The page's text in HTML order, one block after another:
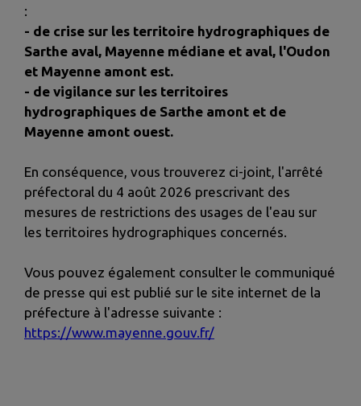
:
- de crise sur les territoire hydrographiques de
Sarthe aval, Mayenne médiane et aval, l'Oudon
et Mayenne amont est.
- de vigilance sur les territoires
hydrographiques de Sarthe amont et de
Mayenne amont ouest.
En conséquence, vous trouverez ci-joint, l'arrêté
préfectoral du 4 août 2026 prescrivant des
mesures de restrictions des usages de l'eau sur
les territoires hydrographiques concernés.
Vous pouvez également consulter le communiqué
de presse qui est publié sur le site internet de la
préfecture à l'adresse suivante :
https://www.mayenne.gouv.fr/